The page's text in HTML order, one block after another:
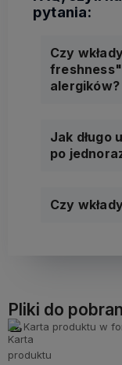
Czy
freshness"
alergików?
Jak długo
po
Czy
Pliki do
Karta produktu w